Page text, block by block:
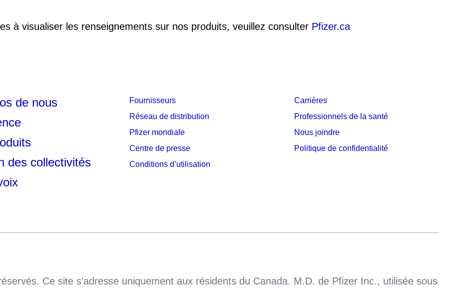
à visualiser les renseignements sur nos produits, veuillez consulter Pfizer.ca
de nous
des collectivités
Fournisseurs
Réseau de distribution
Pfizer mondiale
Centre de presse
Conditions d’utilisation
Carrières
Professionnels de la santé
Nous joindre
Politique de confidentialité
Ce site s'adresse uniquement aux résidents du Canada. M.D. de Pfizer Inc., utilisée sous